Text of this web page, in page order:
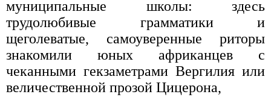
муниципальные школы: здесь
трудолюбивые грамматики и
щеголеватые, самоуверенные риторы
знакомили юных африканцев с
чеканными гекзаметрами Вергилия или
величественной прозой Цицерона,